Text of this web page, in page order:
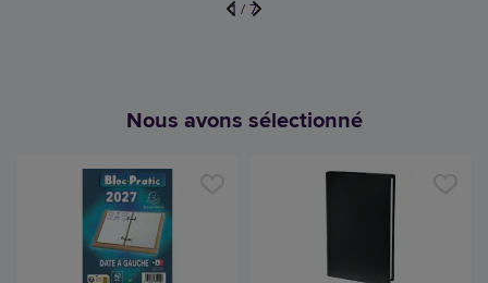
1 / 7
Nous avons sélectionné